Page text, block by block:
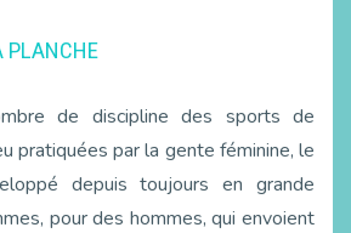
PLANCHE
de discipline des sports de
pratiquées par la gente féminine, le
depuis toujours en grande
pour des hommes, qui envoient